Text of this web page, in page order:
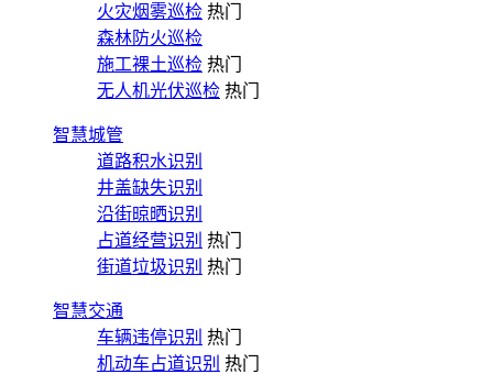
火灾烟雾巡检 热门
森林防火巡检
施工裸土巡检 热门
无人机光伏巡检 热门
智慧城管
道路积水识别
井盖缺失识别
沿街晾晒识别
占道经营识别 热门
街道垃圾识别 热门
智慧交通
车辆违停识别 热门
机动车占道识别 热门